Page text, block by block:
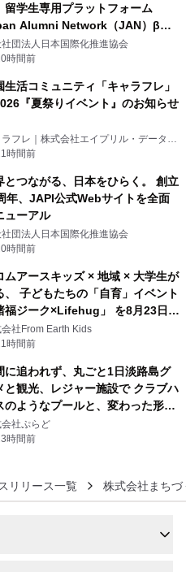
留学生専用プラットフォーム
Alumni Network（JAN）β版
リース
団法人日本国際化推進協会
時間前
生活コミュニティ「キャラフレ」
『夏祭りイベント』のお知らせ
ラフレ｜株式会社エイプリル・データ・
ンズ
時間前
とつながる、日本をひらく。 創立
年、JAPI公式Webサイトを全面
ューアル
団法人日本国際化推進協会
時間前
ムアースキッズ × 地域 × 大学生が
、 子どもたちの「自育」イベント
福ジーク×Lifehug」 を8月23日
催
社From Earth Kids
時間前
に追われず、丸ごと1日淡路島グ
と観光、レジャー施設で クラブハ
のようなプールと、変わった形の
ナも 「THE BOXY AWAJI」のお
素泊まり連泊プランで
社ぷらど
時間前
リリース一覧 株式会社まちづ